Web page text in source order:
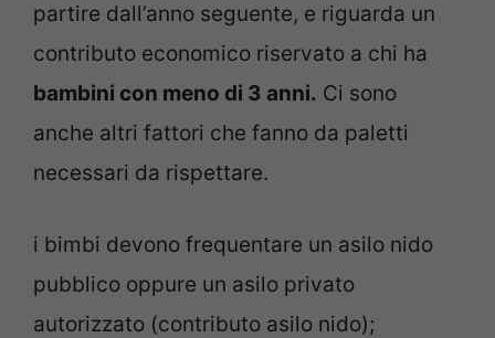
partire dall’anno seguente, e riguarda un
contributo economico riservato a chi ha
bambini con meno di 3 anni. Ci sono
anche altri fattori che fanno da paletti
necessari da rispettare.
i bimbi devono frequentare un asilo nido
pubblico oppure un asilo privato
autorizzato (contributo asilo nido);